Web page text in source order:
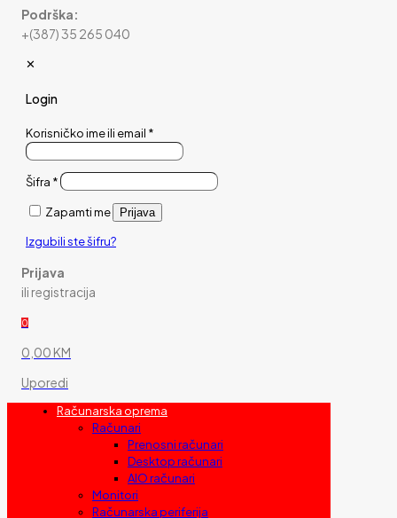
Podrška:
+(387) 35 265 040
✕
Login
Korisničko ime ili email *
Šifra *
Zapamti me Prijava
Izgubili ste šifru?
Prijava
ili registracija
0
0,00 KM
Uporedi
Računarska oprema
Računari
Prenosni računari
Desktop računari
AIO računari
Monitori
Računarska periferija